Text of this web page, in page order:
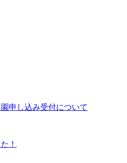
申し込み受付について
！